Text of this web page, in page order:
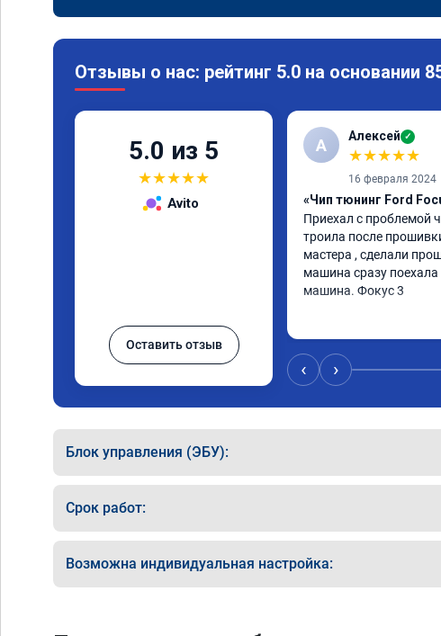
Отзывы о нас: рейтинг 5.0 на основании
5.0 из 5
★★★★★
Avito
Оставить отзыв
А Алексей ✓
★★★★★
16 февраля 2024
«Чип тюнинг Ford
Приехал с проблемой
троила после
мастера , сделали
машина сразу поехала
машина. Фокус 3
‹ ›
Блок управления (ЭБУ):
Срок работ:
Возможна индивидуальная настройка: